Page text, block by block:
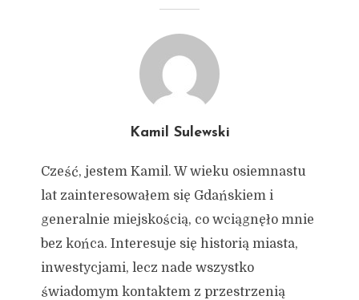
Kamil Sulewski
Cześć, jestem Kamil. W wieku osiemnastu
lat zainteresowałem się Gdańskiem i
generalnie miejskością, co wciągnęło mnie
bez końca. Interesuje się historią miasta,
inwestycjami, lecz nade wszystko
świadomym kontaktem z przestrzenią